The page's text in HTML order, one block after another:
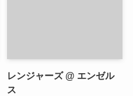
レンジャーズ @ エンゼル
ス